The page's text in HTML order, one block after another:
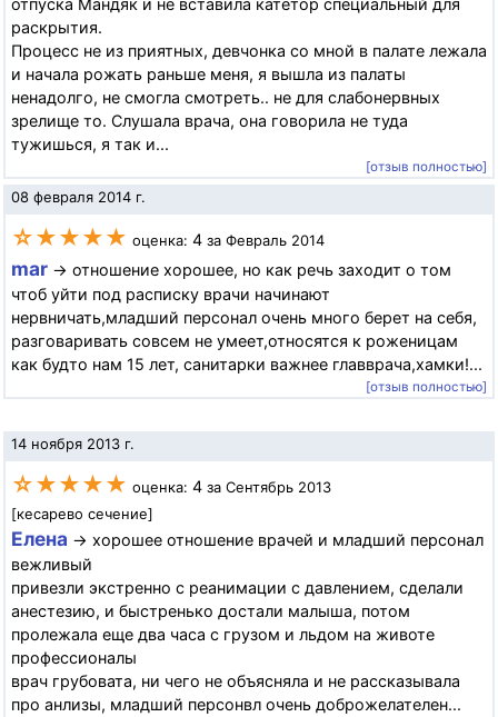
отпуска Мандяк и не вставила катетор специальный для
раскрытия.
Процесс не из приятных, девчонка со мной в палате лежала
и начала рожать раньше меня, я вышла из палаты
ненадолго, не смогла смотреть.. не для слабонервных
зрелище то. Слушала врача, она говорила не туда
тужишься, я так и...
[отзыв полностью]
08 февраля 2014 г.
☆★★★★ оценка: 4 за Февраль 2014
mar → отношение хорошее, но как речь заходит о том
чтоб уйти под расписку врачи начинают
нервничать,младший персонал очень много берет на себя,
разговаривать совсем не умеет,относятся к роженицам
как будто нам 15 лет, санитарки важнее главврача,хамки!...
[отзыв полностью]
14 ноября 2013 г.
☆★★★★ оценка: 4 за Сентябрь 2013
[кесарево сечение]
Елена → хорошее отношение врачей и младший персонал
вежливый
привезли экстренно с реанимации с давлением, сделали
анестезию, и быстренько достали малыша, потом
пролежала еще два часа с грузом и льдом на животе
профессионалы
врач грубовата, ни чего не объясняла и не рассказывала
про анлизы, младший персонвл очень доброжелателен...